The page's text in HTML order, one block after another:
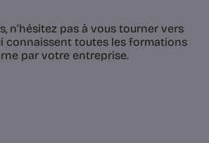
n’hésitez pas à vous tourner vers
connaissent toutes les formations
par votre entreprise.